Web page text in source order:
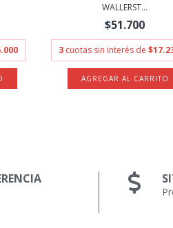
WALLERST...
$51.700
3 cuotas sin interés de